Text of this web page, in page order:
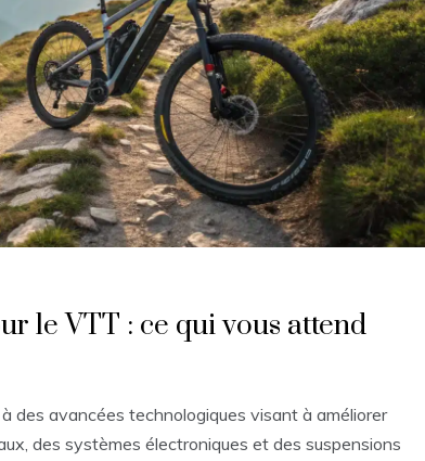
le VTT : ce qui vous attend
des avancées technologiques visant à améliorer
des systèmes électroniques et des suspensions